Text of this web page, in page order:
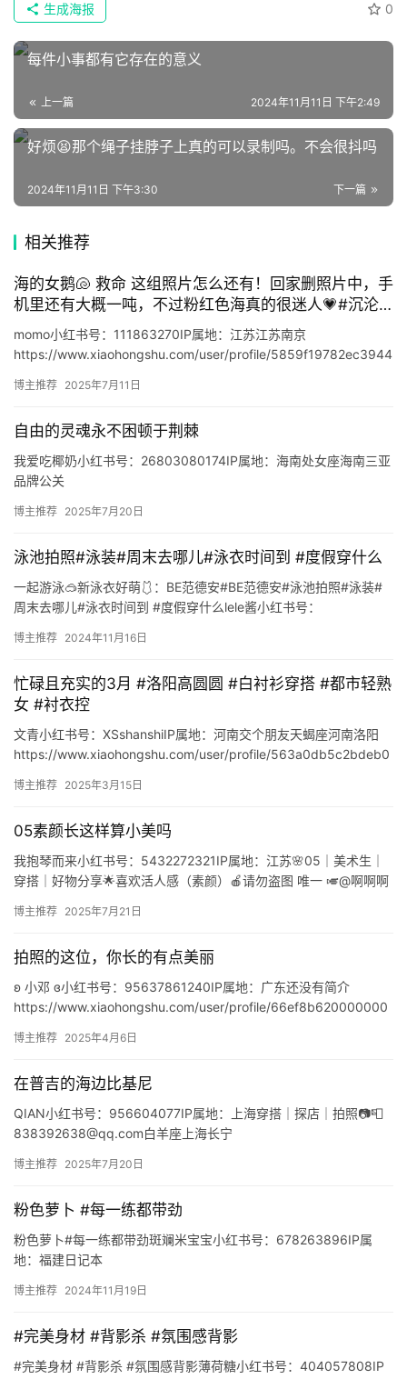
📖
墨
文
集
🔥
速
🌱
主
星
选
🎬
短
场
登录 注册
0
生成海报
每件小事都有它存在的意义
上一篇 2024年11月11日 下午2:49
好烦😫那个绳子挂脖子上真的可以录制吗。不会很抖吗
下一篇
2024年11月11日 下午3:30
相关推荐
海的女鹅🐚 救命 这组照片怎么还有！回家删照片中，手
机里还有大概一吨，不过粉红色海真的很迷人💗#沉沦
在绝美的海边 #一起做大海的女儿
momo小红书号：111863270IP属地：江苏江苏南京
https://www.xiaohongshu.com/user/profile/5859f19782ec3944
博主推荐 2025年7月11日
自由的灵魂永不困顿于荆棘
我爱吃椰奶小红书号：26803080174IP属地：海南处女座海南三亚
品牌公关
博主推荐 2025年7月20日
泳池拍照#泳装#周末去哪儿#泳衣时间到 #度假穿什么
一起游泳🥽新泳衣好萌🩱：BE范德安#BE范德安#泳池拍照#泳装#
周末去哪儿#泳衣时间到 #度假穿什么lele酱小红书号：
博主推荐 2024年11月16日
忙碌且充实的3月 #洛阳高圆圆 #白衬衫穿搭 #都市轻熟
女 #衬衣控
文青小红书号：XSshanshiIP属地：河南交个朋友天蝎座河南洛阳
https://www.xiaohongshu.com/user/profile/563a0db5c2bdeb0
博主推荐 2025年3月15日
05素颜长这样算小美吗
我抱琴而来小红书号：5432272321IP属地：江苏🌸05｜美术生｜
穿搭｜好物分享🌟喜欢活人感（素颜）🍎请勿盗图 唯一 🎺@啊啊啊
博主推荐 2025年7月21日
拍照的这位，你长的有点美丽
ʚ 小邓 ɞ小红书号：95637861240IP属地：广东还没有简介
https://www.xiaohongshu.com/user/profile/66ef8b620000000
博主推荐 2025年4月6日
在普吉的海边比基尼
QIAN小红书号：956604077IP属地：上海穿搭｜探店｜拍照📷📮
838392638@qq.com白羊座上海长宁
博主推荐 2025年7月20日
粉色萝卜 #每一练都带劲
粉色萝卜#每一练都带劲斑斓米宝宝小红书号：678263896IP属
地：福建日记本
博主推荐 2024年11月19日
#完美身材 #背影杀 #氛围感背影
#完美身材 #背影杀 #氛围感背影薄荷糖小红书号：404057808IP